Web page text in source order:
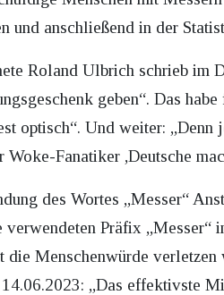
und anschließend in der
Roland Ulbrich schrieb im
geben“. Das
optisch“. Und weiter:
Fanatiker ,Deutsche
des Wortes „Messer“
Präfix „Messer“
die Menschenwürde
„Das effektivste